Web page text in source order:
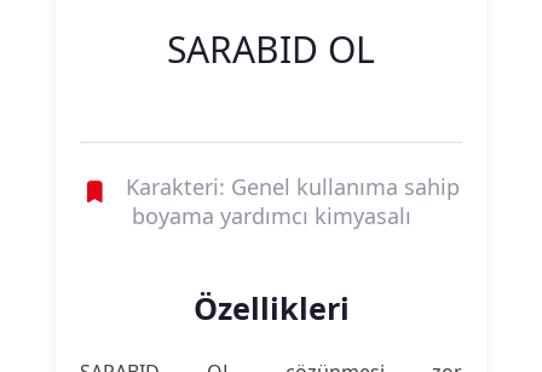
SARABID OL
Karakteri: Genel kullanıma sahip
boyama yardımcı kimyasalı
Özellikleri